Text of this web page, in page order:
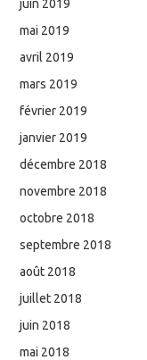
juin 2019
mai 2019
avril 2019
mars 2019
février 2019
janvier 2019
décembre 2018
novembre 2018
octobre 2018
septembre 2018
août 2018
juillet 2018
juin 2018
mai 2018